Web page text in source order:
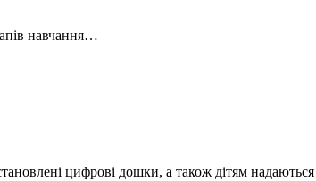
навчання…
цифрові дошки, а також дітям